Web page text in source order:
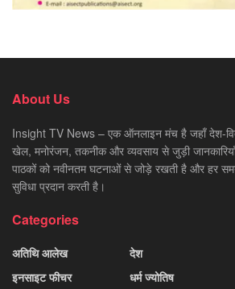
About Us
Insight TV News – एक ऑनलाइन मंच है जहाँ देश-
खेल, मनोरंजन, तकनीक और व्यवसाय से जुड़ी
पाठकों को नवीनतम घटनाओं से जोड़े रखती है और हर
सुविधा प्रदान करती है।
Categories
अतिथि आलेख
इनसाइट फीचर
देश
धर्म ज्योतिष